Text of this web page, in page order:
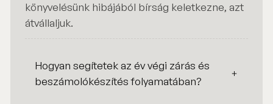
könyvelésünk hibájából bírság keletkezne, azt
átvállaljuk.
Hogyan segítetek az év végi zárás és
beszámolókészítés folyamatában?